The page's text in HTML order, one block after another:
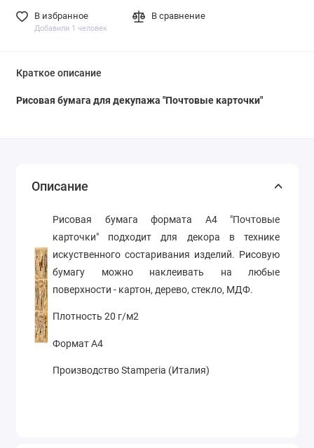
В избранное
Добавили 1 человек
В сравнение
Краткое описание
Рисовая бумага для декупажа "Почтовые карточки"
Описание
Рисовая бумага формата А4 "Почтовые
карточки" подходит для декора в технике
искуственного состаривания изделий. Рисовую
бумагу можно наклеивать на любые
поверхности - картон, дерево, стекло, МДФ.
Плотность 20 г/м2
Формат А4
Производство Stamperia (Италия)